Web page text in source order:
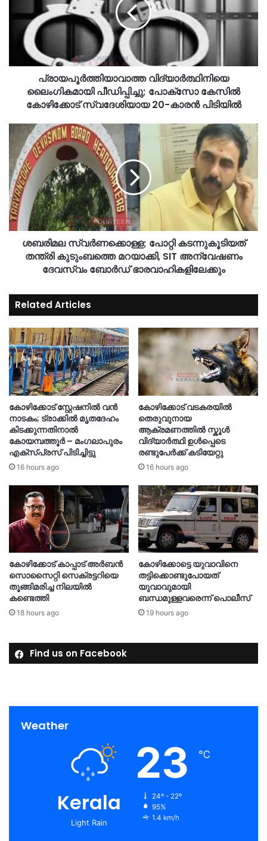
പ്രായപൂര്‍ത്തിയാവാത്ത വിദ്യാര്‍ത്ഥിനിയെ
ലൈംഗികമായി പീഡിപ്പിച്ചു; പോക്‌സോ കേസില്‍
കോഴിക്കോട് സ്വദേശിയായ 20-കാരൻ പിടിയിൽ
ശബരിമല സ്വർണക്കൊള്ള; പോറ്റി കടന്നുകൂടിയത്
തന്ത്രി കുടുംബത്തെ മറയാക്കി, SIT അന്വേഷണം
ദേവസ്വം ബോർഡ് ഭാരവാഹികളിലേക്കും
Related Articles
കോഴിക്കോട് സ്റ്റേഷനിൽ വൻ
നാടകം; ട്രാക്കിൽ മൃതദേഹം
കിടക്കുന്നതിനാൽ
കോയമ്പത്തൂർ – മംഗലാപുരം
എക്സ്പ്രസ് പിടിച്ചിട്ടു
16 hours ago
കോഴിക്കോട് വടകരയിൽ
തെരുവുനായ
ആക്രമണത്തിൽ സ്കൂൾ
വിദ്യാർത്ഥി ഉൾപ്പെടെ
രണ്ടുപേർക്ക് കടിയേറ്റു
16 hours ago
കോഴിക്കോട് കാപ്പാട് അര്‍ബന്‍
സൊസൈറ്റി സെക്രട്ടറിയെ
തൂങ്ങിമരിച്ച നിലയിൽ
കണ്ടെത്തി
18 hours ago
കോഴിക്കോട്ടെ യുവാവിനെ
തട്ടിക്കൊണ്ടുപോയത്
യുവാവുമായി
ബന്ധമുള്ളവരെന്ന് പൊലീസ്
19 hours ago
Find us on Facebook
Weather
Kerala
Light Rain
23 ℃
24º - 22º
95%
1.4 km/h